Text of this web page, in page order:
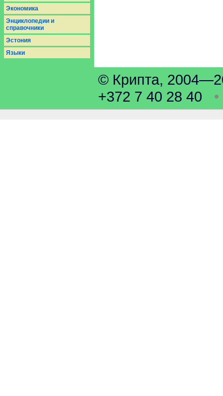
Экономика
Энциклопедии и
справочники
Эстония
Языки
© Крипта,
+372 7 40 28 40 •